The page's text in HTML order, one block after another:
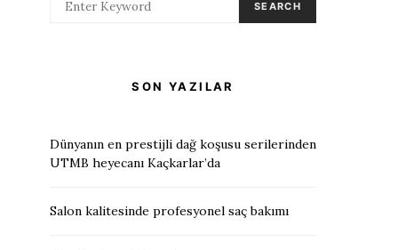
SEARCH
SON YAZILAR
Dünyanın en prestijli dağ koşusu serilerinden
UTMB heyecanı Kaçkarlar’da
Salon kalitesinde profesyonel saç bakımı